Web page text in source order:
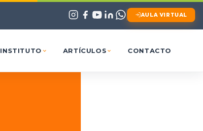
AULA VIRTUAL
INSTITUTO ARTÍCULOS CONTACTO